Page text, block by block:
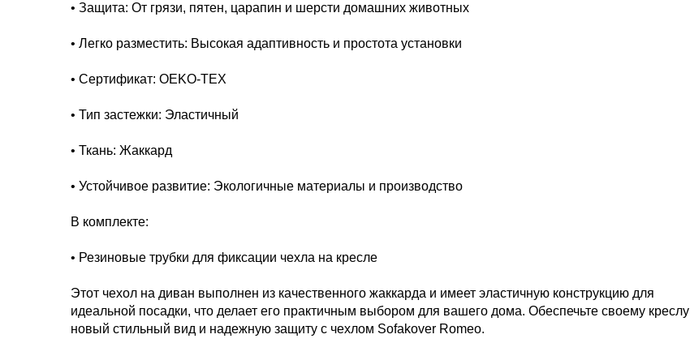
• Защита: От грязи, пятен, царапин и шерсти домашних животных
• Легко разместить: Высокая адаптивность и простота установки
• Сертификат: OEKO-TEX
• Тип застежки: Эластичный
• Ткань: Жаккард
• Устойчивое развитие: Экологичные материалы и производство
В комплекте:
• Резиновые трубки для фиксации чехла на кресле
Этот чехол на диван выполнен из качественного жаккарда и имеет эластичную конструкцию для
идеальной посадки, что делает его практичным выбором для вашего дома. Обеспечьте своему креслу
новый стильный вид и надежную защиту с чехлом Sofakover Romeo.